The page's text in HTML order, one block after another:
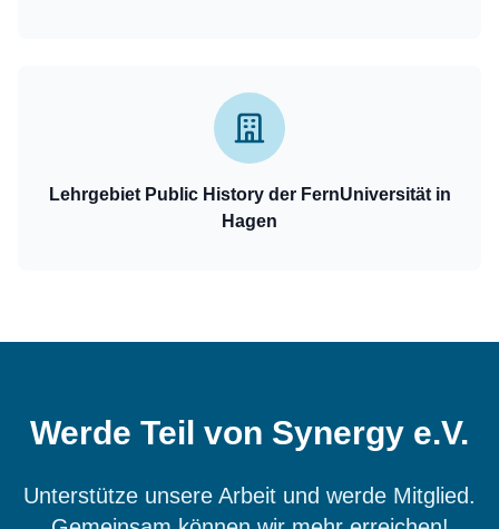
Lehrgebiet Public History der FernUniversität in
Hagen
Werde Teil von Synergy e.V.
Unterstütze unsere Arbeit und werde Mitglied.